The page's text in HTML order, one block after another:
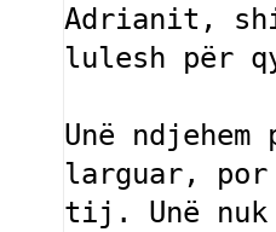
Adrianit,
lulesh për
Unë
larguar,
tij. Unë nuk